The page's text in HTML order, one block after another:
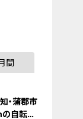
間
・蒲郡市
の自転車